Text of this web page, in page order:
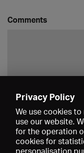
Comments
Privacy Policy
We use cookies
use our website.
for the operation
cookies for
personalisation